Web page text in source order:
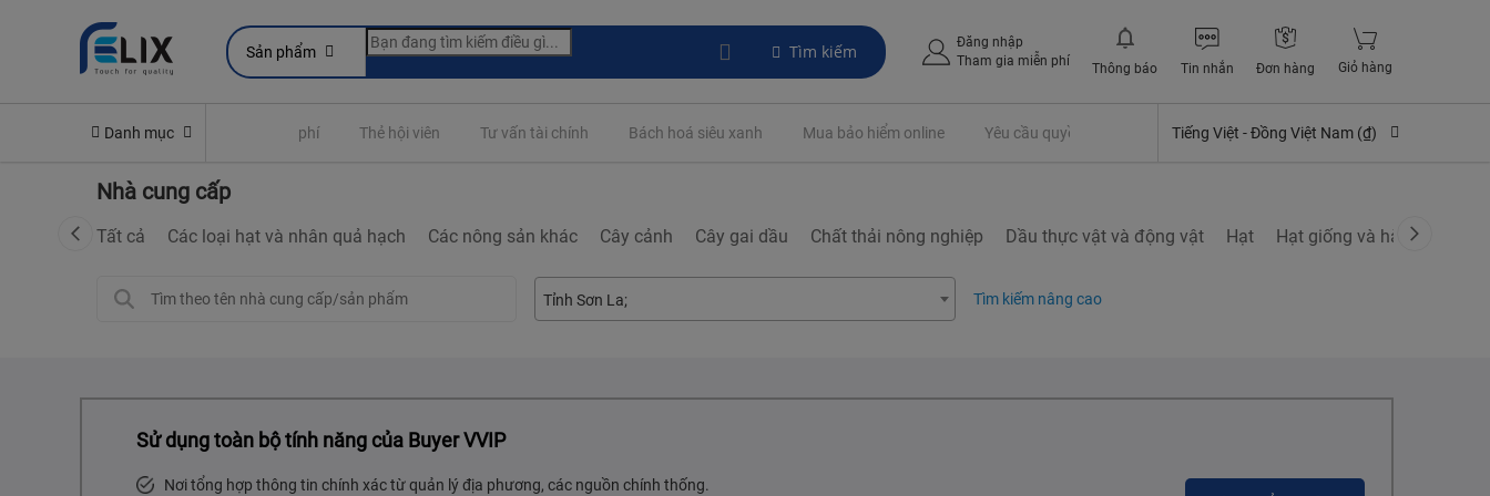
Sản phẩm Tìm kiếm
Đăng nhập
Tham gia miễn phí
Thông báo Tin nhắn Đơn hàng Giỏ hàng
Danh mục
Yêu cầu quyền lợi bảo hiểm Đóng phí Thẻ hội viên Tư vấn tài chính Bách hoá siêu xanh Mua bảo hiểm online Yêu cầu quyền lợi bảo hiểm Tiếng Việt -Đồng Việt Nam (₫)
Nhà cung cấp
Tất cả Các loại hạt và nhân quả hạch Các nông sản khác Cây cảnh Cây gai dầu Chất thải nông nghiệp Dầu thực vật và động vật Hạt Hạt giống và hành củ
Tỉnh Sơn La Tìm kiếm nâng cao
Sử dụng toàn bộ tính năng của Buyer VVIP
Nơi tổng hợp thông tin chính xác từ quản lý địa phương, các nguồn chính thống.